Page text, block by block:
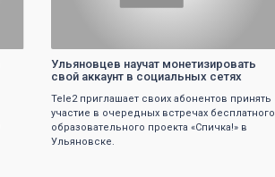
Ульяновцев научат монетизировать
свой аккаунт в социальных сетях
Tele2 приглашает своих абонентов принять
участие в очередных встречах бесплатного
образовательного проекта «Спичка!» в
Ульяновске.